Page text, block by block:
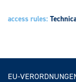
access rules:
EU-